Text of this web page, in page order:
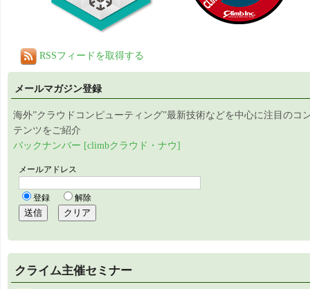
RSSフィードを取得する
メールマガジン登録
海外”クラウドコンピューティング”最新技術などを中心に注目のコ
テンツをご紹介
バックナンバー [climbクラウド・ナウ]
クライム主催セミナー